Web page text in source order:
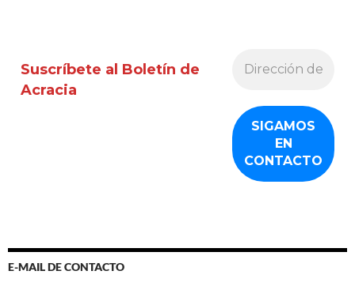
Suscríbete al Boletín de
Acracia
E-MAIL DE CONTACTO